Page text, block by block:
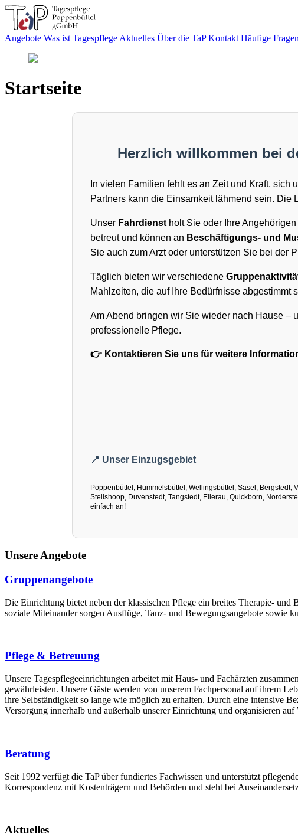
Angebote Was ist Tagespflege Aktuelles Über die TaP Kontakt Häufige
Startseite
Herzlich willkommen bei
In vielen Familien fehlt es an Zeit und Kraft,
Partners kann die Einsamkeit lähmend sein. Die
Unser Fahrdienst holt Sie oder Ihre
betreut und können an Beschäftigungs- und
Sie auch zum Arzt oder unterstützen Sie bei der
Täglich bieten wir verschiedene
Mahlzeiten, die auf Ihre Bedürfnisse abgestimmt
Am Abend bringen wir Sie wieder nach Hause –
professionelle Pflege.
👉 Kontaktieren Sie uns für weitere
📍 Unser Einzugsgebiet
Poppenbüttel, Hummelsbüttel, Wellingsbüttel, Sasel, Bergstedt,
Steilshoop, Duvenstedt, Tangstedt, Ellerau, Quickborn,
einfach an!
Unsere Angebote
Gruppenangebote
Die Einrichtung bietet neben der klassischen Pflege ein breites Therapie-
soziale Miteinander sorgen Ausflüge, Tanz- und Bewegungsangebote sowie
Pflege & Betreuung
Unsere Tagespflegeeinrichtungen arbeitet mit Haus- und Fachärzten
gewährleisten. Unsere Gäste werden von unserem Fachpersonal auf ihrem
ihre Selbständigkeit so lange wie möglich zu erhalten. Durch eine intensive
Versorgung innerhalb und außerhalb unserer Einrichtung und organisieren
Beratung
Seit 1992 verfügt die TaP über fundiertes Fachwissen und unterstützt
Korrespondenz mit Kostenträgern und Behörden und steht bei
Aktuelles